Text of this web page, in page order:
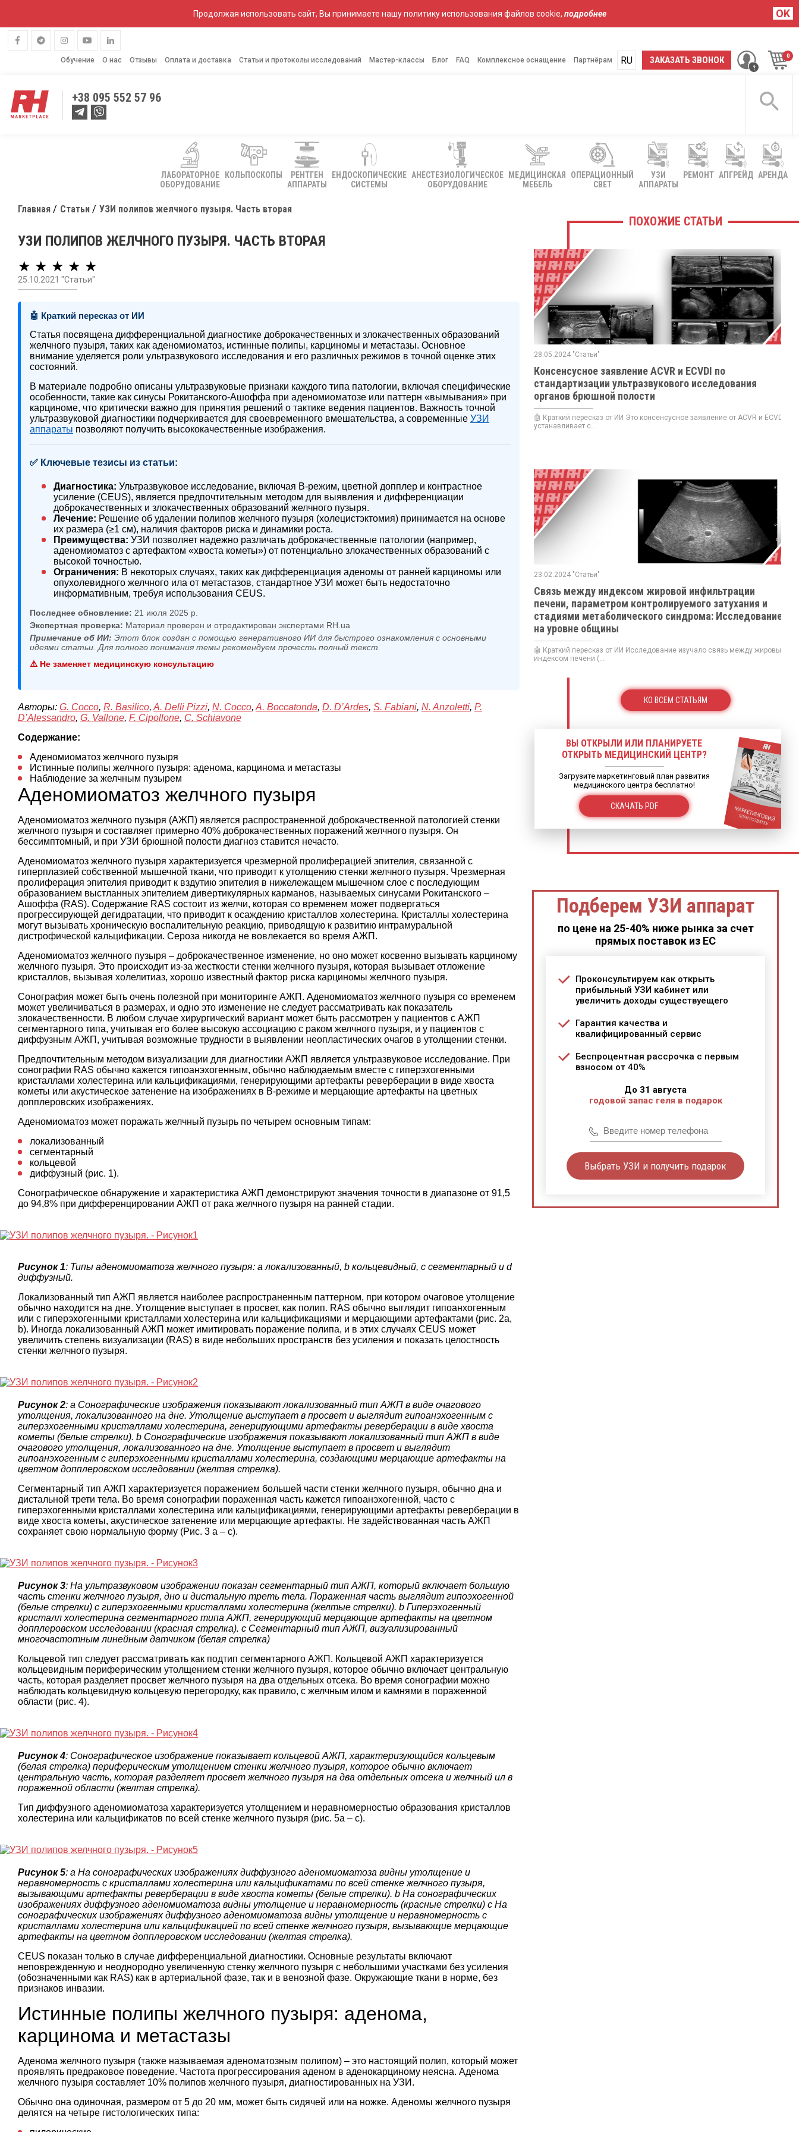
Продолжая использовать сайт, Вы принимаете нашу политику использования файлов cookie, подробнее OK
Обучение О нас Отзывы Оплата и доставка Статьи и протоколы исследований Мастер-классы Блог FAQ Комплексное оснащение Партнёрам ЗАКАЗАТЬ ЗВОНОК
RU
UA
+38 095 552 57 96
ЛАБОРАТОРНОЕ
ОБОРУДОВАНИЕ
КОЛЬПОСКОПЫ
РЕНТГЕН
АППАРАТЫ
ЕНДОСКОПИЧЕСКИЕ
СИСТЕМЫ
АНЕСТЕЗИОЛОГИЧЕСКОЕ
ОБОРУДОВАНИЕ
МЕДИЦИНСКАЯ
МЕБЕЛЬ
ОПЕРАЦИОННЫЙ
СВЕТ
УЗИ
АППАРАТЫ
РЕМОНТ АПГРЕЙД АРЕНДА
Главная Статьи УЗИ полипов желчного пузыря. Часть вторая
УЗИ ПОЛИПОВ ЖЕЛЧНОГО ПУЗЫРЯ. ЧАСТЬ ВТОРАЯ
★ ★ ★ ★ ★
25.10.2021 "Статьи"
🤖 Краткий пересказ от ИИ
Статья посвящена дифференциальной диагностике доброкачественных и злокачественных образований
желчного пузыря, таких как аденомиоматоз, истинные полипы, карциномы и метастазы. Основное
внимание уделяется роли ультразвукового исследования и его различных режимов в точной оценке этих
состояний.
В материале подробно описаны ультразвуковые признаки каждого типа патологии, включая специфические
особенности, такие как синусы Рокитанского-Ашоффа при аденомиоматозе или паттерн «вымывания» при
карциноме, что критически важно для принятия решений о тактике ведения пациентов. Важность точной
ультразвуковой диагностики подчеркивается для своевременного вмешательства, а современные УЗИ
аппараты позволяют получить высококачественные изображения.
✅ Ключевые тезисы из статьи:
Диагностика: Ультразвуковое исследование, включая B-режим, цветной допплер и контрастное
усиление (CEUS), является предпочтительным методом для выявления и дифференциации
доброкачественных и злокачественных образований желчного пузыря.
Лечение: Решение об удалении полипов желчного пузыря (холецистэктомия) принимается на основе
их размера (≥1 см), наличия факторов риска и динамики роста.
Преимущества: УЗИ позволяет надежно различать доброкачественные патологии (например,
аденомиоматоз с артефактом «хвоста кометы») от потенциально злокачественных образований с
высокой точностью.
Ограничения: В некоторых случаях, таких как дифференциация аденомы от ранней карциномы или
опухолевидного желчного ила от метастазов, стандартное УЗИ может быть недостаточно
информативным, требуя использования CEUS.
Последнее обновление: 21 июля 2025 р.
Экспертная проверка: Материал проверен и отредактирован экспертами RH.ua
Примечание об ИИ: Этот блок создан с помощью генеративного ИИ для быстрого ознакомления с основными
идеями статьи. Для полного понимания темы рекомендуем прочесть полный текст.
⚠️ Не заменяет медицинскую консультацию
Авторы: G. Cocco, R. Basilico, A. Delli Pizzi, N. Cocco, A. Boccatonda, D. D’Ardes, S. Fabiani, N. Anzoletti, P.
D’Alessandro, G. Vallone, F. Cipollone, C. Schiavone
Содержание:
Аденомиоматоз желчного пузыря
Истинные полипы желчного пузыря: аденома, карцинома и метастазы
Наблюдение за желчным пузырем
Аденомиоматоз желчного пузыря
Аденомиоматоз желчного пузыря (АЖП) является распространенной доброкачественной патологией стенки
желчного пузыря и составляет примерно 40% доброкачественных поражений желчного пузыря. Он
бессимптомный, и при УЗИ брюшной полости диагноз ставится нечасто.
Аденомиоматоз желчного пузыря характеризуется чрезмерной пролиферацией эпителия, связанной с
гиперплазией собственной мышечной ткани, что приводит к утолщению стенки желчного пузыря. Чрезмерная
пролиферация эпителия приводит к вздутию эпителия в нижележащем мышечном слое с последующим
образованием выстланных эпителием дивертикулярных карманов, называемых синусами Рокитанского –
Ашоффа (RAS). Содержание RAS состоит из желчи, которая со временем может подвергаться
прогрессирующей дегидратации, что приводит к осаждению кристаллов холестерина. Кристаллы холестерина
могут вызывать хроническую воспалительную реакцию, приводящую к развитию интрамуральной
дистрофической кальцификации. Сероза никогда не вовлекается во время АЖП.
Аденомиоматоз желчного пузыря – доброкачественное изменение, но оно может косвенно вызывать карциному
желчного пузыря. Это происходит из-за жесткости стенки желчного пузыря, которая вызывает отложение
кристаллов, вызывая холелитиаз, хорошо известный фактор риска карциномы желчного пузыря.
Сонография может быть очень полезной при мониторинге АЖП. Аденомиоматоз желчного пузыря со временем
может увеличиваться в размерах, и одно это изменение не следует рассматривать как показатель
злокачественности. В любом случае хирургический вариант может быть рассмотрен у пациентов с АЖП
сегментарного типа, учитывая его более высокую ассоциацию с раком желчного пузыря, и у пациентов с
диффузным АЖП, учитывая возможные трудности в выявлении неопластических очагов в утолщении стенки.
Предпочтительным методом визуализации для диагностики АЖП является ультразвуковое исследование. При
сонографии RAS обычно кажется гипоанэхогенным, обычно наблюдаемым вместе с гиперэхогенными
кристаллами холестерина или кальцификациями, генерирующими артефакты реверберации в виде хвоста
кометы или акустическое затенение на изображениях в B-режиме и мерцающие артефакты на цветных
допплеровских изображениях.
Аденомиоматоз может поражать желчный пузырь по четырем основным типам:
локализованный
сегментарный
кольцевой
диффузный (рис. 1).
Сонографическое обнаружение и характеристика АЖП демонстрируют значения точности в диапазоне от 91,5
до 94,8% при дифференцировании АЖП от рака желчного пузыря на ранней стадии.
Рисунок 1: Типы аденомиоматоза желчного пузыря: а локализованный, b кольцевидный, c сегментарный и d
диффузный.
Локализованный тип АЖП является наиболее распространенным паттерном, при котором очаговое утолщение
обычно находится на дне. Утолщение выступает в просвет, как полип. RAS обычно выглядит гипоанхогенным
или с гиперэхогенными кристаллами холестерина или кальцификациями и мерцающими артефактами (рис. 2a,
b). Иногда локализованный АЖП может имитировать поражение полипа, и в этих случаях CEUS может
увеличить степень визуализации (RAS) в виде небольших пространств без усиления и показать целостность
стенки желчного пузыря.
Рисунок 2: a Сонографические изображения показывают локализованный тип АЖП в виде очагового
утолщения, локализованного на дне. Утолщение выступает в просвет и выглядит гипоанэхогенным с
гиперэхогенными кристаллами холестерина, генерирующими артефакты реверберации в виде хвоста
кометы (белые стрелки). b Сонографические изображения показывают локализованный тип АЖП в виде
очагового утолщения, локализованного на дне. Утолщение выступает в просвет и выглядит
гипоанэхогенным с гиперэхогенными кристаллами холестерина, создающими мерцающие артефакты на
цветном допплеровском исследовании (желтая стрелка).
Сегментарный тип АЖП характеризуется поражением большей части стенки желчного пузыря, обычно дна и
дистальной трети тела. Во время сонографии пораженная часть кажется гипоанэхогенной, часто с
гиперэхогенными кристаллами холестерина или кальцификациями, генерирующими артефакты реверберации в
виде хвоста кометы, акустическое затенение или мерцающие артефакты. Не задействованная часть АЖП
сохраняет свою нормальную форму (Рис. 3 a – c).
Рисунок 3: На ультразвуковом изображении показан сегментарный тип АЖП, который включает большую
часть стенки желчного пузыря, дно и дистальную треть тела. Пораженная часть выглядит гипоэхогенной
(белые стрелки) с гиперэхогенными кристаллами холестерина (желтые стрелки). b Гиперэхогенный
кристалл холестерина сегментарного типа АЖП, генерирующий мерцающие артефакты на цветном
допплеровском исследовании (красная стрелка). c Сегментарный тип АЖП, визуализированный
многочастотным линейным датчиком (белая стрелка)
Кольцевой тип следует рассматривать как подтип сегментарного АЖП. Кольцевой АЖП характеризуется
кольцевидным периферическим утолщением стенки желчного пузыря, которое обычно включает центральную
часть, которая разделяет просвет желчного пузыря на два отдельных отсека. Во время сонографии можно
наблюдать кольцевидную кольцевую перегородку, как правило, с желчным илом и камнями в пораженной
области (рис. 4).
Рисунок 4: Сонографическое изображение показывает кольцевой АЖП, характеризующийся кольцевым
(белая стрелка) периферическим утолщением стенки желчного пузыря, которое обычно включает
центральную часть, которая разделяет просвет желчного пузыря на два отдельных отсека и желчный ил в
пораженной области (желтая стрелка).
Тип диффузного аденомиоматоза характеризуется утолщением и неравномерностью образования кристаллов
холестерина или кальцификатов по всей стенке желчного пузыря (рис. 5a – c).
Рисунок 5: a На сонографических изображениях диффузного аденомиоматоза видны утолщение и
неравномерность с кристаллами холестерина или кальцификатами по всей стенке желчного пузыря,
вызывающими артефакты реверберации в виде хвоста кометы (белые стрелки). b На сонографических
изображениях диффузного аденомиоматоза видны утолщение и неравномерность (красные стрелки) c На
сонографических изображениях диффузного аденомиоматоза видны утолщение и неравномерность с
кристаллами холестерина или кальцификацией по всей стенке желчного пузыря, вызывающие мерцающие
артефакты на цветном допплеровском исследовании (желтая стрелка).
CEUS показан только в случае дифференциальной диагностики. Основные результаты включают
неповрежденную и неоднородно увеличенную стенку желчного пузыря с небольшими участками без усиления
(обозначенными как RAS) как в артериальной фазе, так и в венозной фазе. Окружающие ткани в норме, без
признаков инвазии.
Истинные полипы желчного пузыря: аденома,
карцинома и метастазы
Аденома желчного пузыря (также называемая аденоматозным полипом) – это настоящий полип, который может
проявлять предраковое поведение. Частота прогрессирования аденом в аденокарциному неясна. Аденома
желчного пузыря составляет 10% полипов желчного пузыря, диагностированных на УЗИ.
Обычно она одиночная, размером от 5 до 20 мм, может быть сидячей или на ножке. Аденомы желчного пузыря
делятся на четыре гистологических типа:
ПОХОЖИЕ СТАТЬИ
28.05.2024 "Статьи"
Консенсусное заявление ACVR и ECVDI по
стандартизации ультразвукового исследования
органов брюшной полости
🤖 Краткий пересказ от ИИ Это консенсусное заявление от ACVR и ECVDI
устанавливает с...
23.02.2024 "Статьи"
Связь между индексом жировой инфильтрации
печени, параметром контролируемого затухания и
стадиями метаболического синдрома: Исследование
на уровне общины
🤖 Краткий пересказ от ИИ Исследование изучало связь между жировым
индексом печени (...
КО ВСЕМ СТАТЬЯМ
ВЫ ОТКРЫЛИ ИЛИ ПЛАНИРУЕТЕ
ОТКРЫТЬ МЕДИЦИНСКИЙ ЦЕНТР?
Загрузите маркетинговый план развития
медицинского центра бесплатно!
СКАЧАТЬ PDF
Подберем УЗИ аппарат
по цене на 25-40% ниже рынка за счет
прямых поставок из ЕС
Проконсультируем как открыть
прибыльный УЗИ кабинет или
увеличить доходы существуещего
Гарантия качества и
квалифицированный сервис
Беспроцентная рассрочка с первым
взносом от 40%
До 31 августа
годовой запас геля в подарок
Выбрать УЗИ и получить подарок